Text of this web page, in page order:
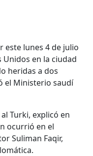
este lunes 4 de julio
Unidos en la ciudad
heridas a dos
el Ministerio saudí
Turki, explicó en
ocurrió en el
Suliman Faqir,